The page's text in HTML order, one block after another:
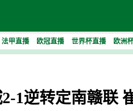
法甲直播 欧冠直播 世界杯直播 欧洲
1逆转定南赣联